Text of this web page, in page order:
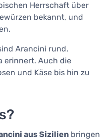
Herrschaft über
bekannt, und
Arancini rund,
erinnert. Auch die
und Käse bis hin zu
aus Sizilien bringen